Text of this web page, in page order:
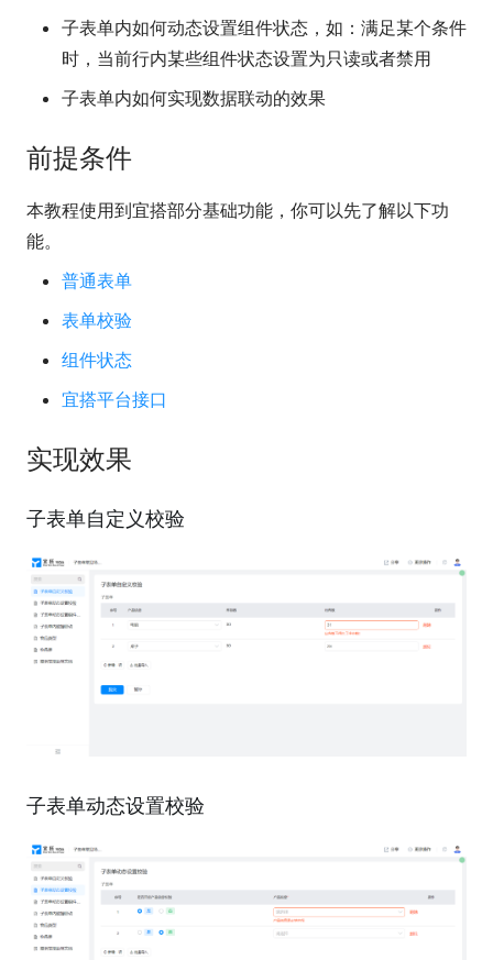
子表单内如何动态设置组件状态，如：满足某个条件
时，当前行内某些组件状态设置为只读或者禁用
子表单内如何实现数据联动的效果
前提条件
本教程使用到宜搭部分基础功能，你可以先了解以下功
能。
普通表单
表单校验
组件状态
宜搭平台接口
实现效果
子表单自定义校验
子表单动态设置校验